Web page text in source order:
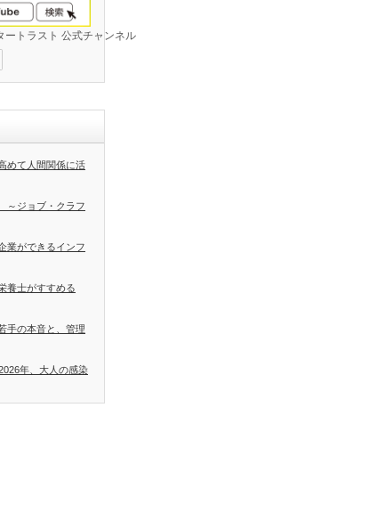
めて人間関係に活
～ジョブ・クラフ
業ができるインフ
養士がすすめる
手の本音と、管理
年、大人の感染